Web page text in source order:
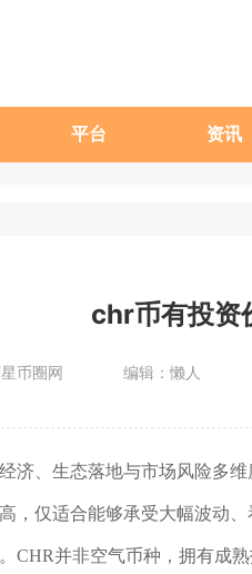
平台 资讯
chr币有投资
币圈网 编辑：懒人
济、生态落地与市场风险多
，仅适合能够承受大幅波动
CHR并非空气币种，拥有成